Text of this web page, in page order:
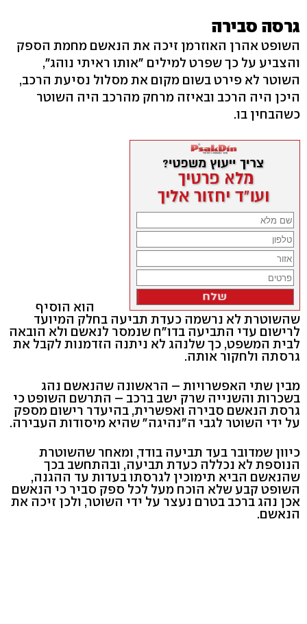
גרסה סבירה
השופט אהרן האוזרמן זיכה את הנאשם מחמת הספק
והצביע על כך שפרט למילים "אותו ראיתי נוהג",
השוטר לא פירט בשום מקום את מסלול נסיעת הרכב,
היכן היה הרכב ובאיזה מרחק מהרכב היה השוטר
כשהבחין בו.
הוא הוסיף
שהשוטרת לא נרשמה כעדת תביעה בחלק המיועד
לרישום עדי התביעה בדו"ח שנמסר לנאשם ולא הובאה
לבית המשפט, כך שלנהג לא ניתנה הזדמנות לקבל את
גרסתה ולחקור אותה.
מבין שתי האפשרויות – הראשונה שהנאשם נהג
בשכרות והשנייה שרק ישב ברכב – התרשם השופט כי
גרסת הנאשם סבירה ואפשרית, בהיעדר רישום מספק
על ידי השוטר לגבי ה"נהיגה" שהיא מיסודות העבירה.
כיוון שמדובר בעד תביעה בודד, ומאחר שהשוטרת
הנוספת לא נכללה כעדת תביעה, ובהתחשב בכך
שהנאשם הביא תימוכין לגרסתו בעדות עד ההגנה,
השופט קבע שלא הוכח מעל לכל ספק סביר כי הנאשם
אכן נהג ברכב בטרם נעצר על ידי השוטר, ולכן זיכה את
הנאשם.